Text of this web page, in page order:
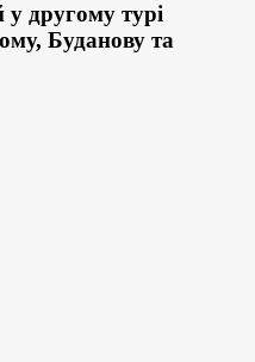
другому турі
Буданову та